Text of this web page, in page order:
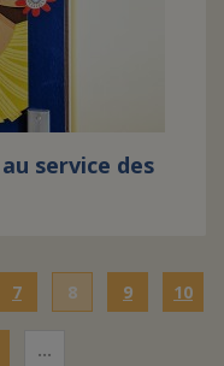
service des
7 8 9 10
…